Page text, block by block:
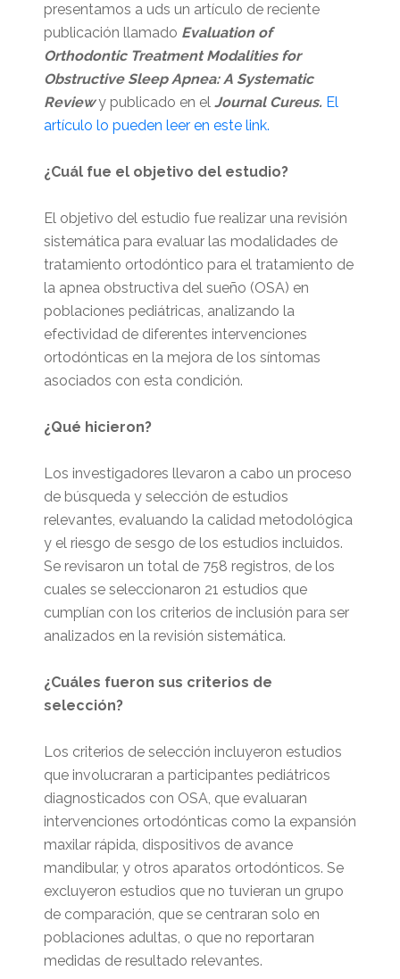
presentamos a uds un artículo de reciente
publicación llamado Evaluation of
Orthodontic Treatment Modalities for
Obstructive Sleep Apnea: A Systematic
Reviewy publicado en el Journal Cureus. El
artículo lo pueden leer en este link.
¿Cuál fue el objetivo del estudio?
El objetivo del estudio fue realizar una revisión
sistemática para evaluar las modalidades de
tratamiento ortodóntico para el tratamiento de
la apnea obstructiva del sueño (OSA) en
poblaciones pediátricas, analizando la
efectividad de diferentes intervenciones
ortodónticas en la mejora de los síntomas
asociados con esta condición.
¿Qué hicieron?
Los investigadores llevaron a cabo un proceso
de búsqueda y selección de estudios
relevantes, evaluando la calidad metodológica
y el riesgo de sesgo de los estudios incluidos.
Se revisaron un total de 758 registros, de los
cuales se seleccionaron 21 estudios que
cumplían con los criterios de inclusión para ser
analizados en la revisión sistemática.
¿Cuáles fueron sus criterios de
selección?
Los criterios de selección incluyeron estudios
que involucraran a participantes pediátricos
diagnosticados con OSA, que evaluaran
intervenciones ortodónticas como la expansión
maxilar rápida, dispositivos de avance
mandibular, y otros aparatos ortodónticos. Se
excluyeron estudios que no tuvieran un grupo
de comparación, que se centraran solo en
poblaciones adultas, o que no reportaran
medidas de resultado relevantes.